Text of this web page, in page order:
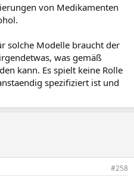
von Medikamenten
solche Modelle braucht der
was gemäß
kann. Es spielt keine Rolle
spezifiziert ist und
#258